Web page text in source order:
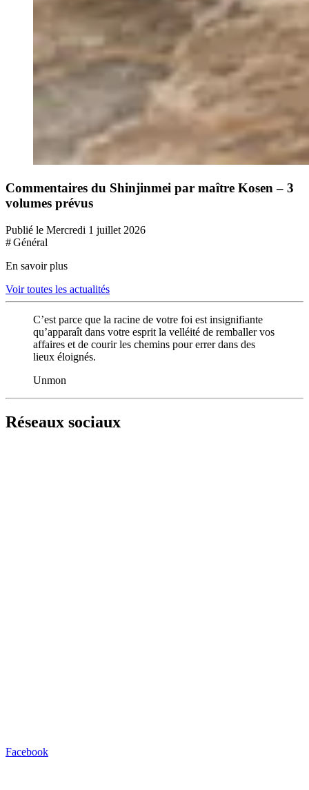
Commentaires du Shinjinmei par maître Kosen – 3
volumes prévus
Publié le Mercredi 1 juillet 2026
# Général
En savoir plus
Voir toutes les actualités
C’est parce que la racine de votre foi est insignifiante
qu’apparaît dans votre esprit la velléité de remballer vos
affaires et de courir les chemins pour errer dans des
lieux éloignés.
Unmon
Réseaux sociaux
Facebook